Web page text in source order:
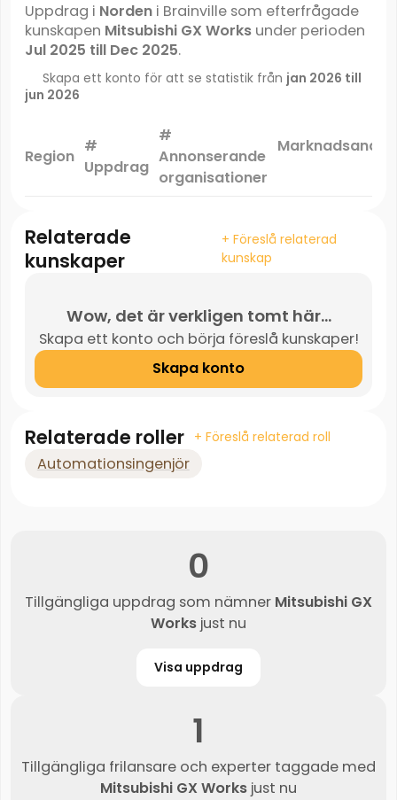
Uppdrag i Nordeni Brainville som efterfrågade
kunskapen Mitsubishi GX Worksunder perioden
Jul 2025 till Dec 2025.
Skapa ett konto för att se statistik från jan 2026 till
jun 2026
Region
#
Uppdrag
#
Annonserande
organisationer
Marknadsandel
Relaterade
kunskaper
+ Föreslå relaterad
kunskap
Wow, det är verkligen tomt här...
Skapa ett konto och börja föreslå kunskaper!
Skapa konto
Relaterade roller + Föreslå relaterad roll
Automationsingenjör
0
Tillgängliga uppdrag som nämner Mitsubishi GX
Works just nu
Visa uppdrag
1
Tillgängliga frilansare och experter taggade med
Mitsubishi GX Works just nu